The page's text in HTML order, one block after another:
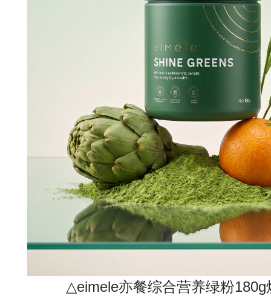
△eimele亦餐综合营养绿粉180g